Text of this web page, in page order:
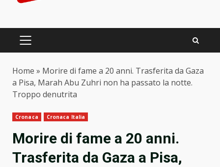
PRIMARY
Home » Morire di fame a 20 anni. Trasferita da Gaza
a Pisa, Marah Abu Zuhri non ha passato la notte.
Troppo denutrita
Cronaca Cronaca Italia
Morire di fame a 20 anni.
Trasferita da Gaza a Pisa,